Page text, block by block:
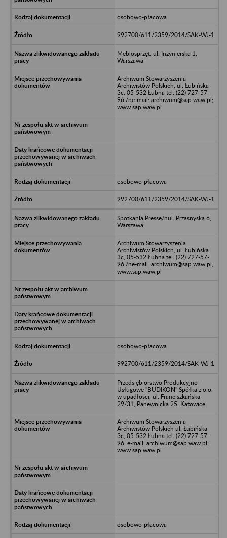
osobowo-płacowa
992700/611/2359/2014/SAK-WJ-1
Meblosprzęt, ul. Inżynierska 1,
Warszawa
Archiwum Stowarzyszenia
Archiwistów Polskich, ul. Łubińska
3c, 05-532 Łubna tel. (22) 727-57-
96,/ne-mail: archiwum@sap.waw.pl;
www.sap.waw.pl
osobowo-płacowa
992700/611/2359/2014/SAK-WJ-1
Spotkania Presse/nul. Przasnyska 6,
Warszawa
Archiwum Stowarzyszenia
Archiwistów Polskich, ul. Łubińska
3c, 05-532 Łubna tel. (22) 727-57-
96,/ne-mail: archiwum@sap.waw.pl;
www.sap.waw.pl
osobowo-płacowa
992700/611/2359/2014/SAK-WJ-1
Przedsiębiorstwo Produkcyjno-
Usługowe "BUDIKON" Spółka z o.o.
w upadłości, ul. Franciszkańska
29/31, Panewnicka 25, Katowice
Archiwum Stowarzyszenia
Archiwistów Polskich ul. Łubińska
3c, 05-532 Łubna tel. (22) 727-57-
96, e-mail: archiwum@sap.waw.pl;
www.sap.waw.pl
osobowo-płacowa